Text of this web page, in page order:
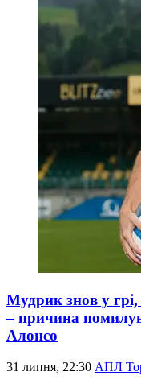
Мудрик знов у грі,
– причина
Алонсо
31 липня, 22:30 АПЛ